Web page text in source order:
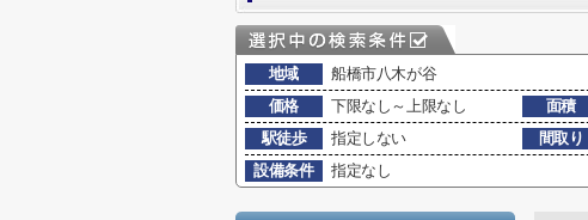
地域
船橋市八木が谷
価格
下限なし～上限なし 面積
駅徒歩
指定しない 間取り
設備条件
指定なし